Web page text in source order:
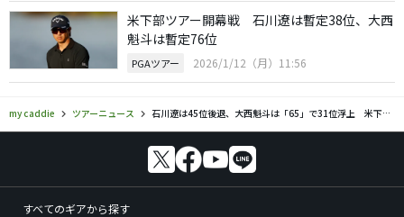
米下部ツアー開幕戦 石川遼は暫定38位、大西
魁斗は暫定76位
PGAツアー 2026/1/12（月）11:56
my caddie ツアーニュース 石川遼は45位後退、大西魁斗は「65」で31位浮上 米下部ツアー開幕戦
すべてのギアから探す